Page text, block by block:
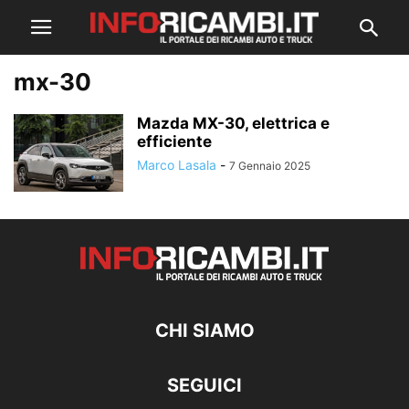
mx-30
Mazda MX-30, elettrica e
efficiente
Marco Lasala - 7 Gennaio 2025
CHI SIAMO
SEGUICI